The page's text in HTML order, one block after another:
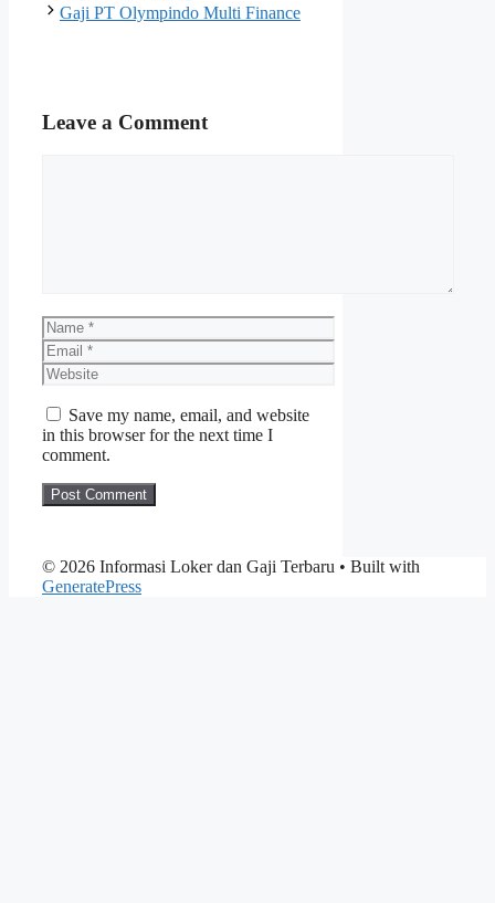
Gaji PT Olympindo Multi Finance
Leave a Comment
Name
Email
Website
Save my name, email, and website
in this browser for the next time I
comment.
© 2026 Informasi Loker dan Gaji Terbaru • Built with
GeneratePress